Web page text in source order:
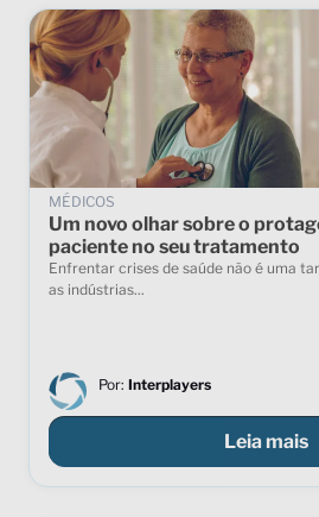
MÉDICOS
Um novo olhar sobre o
paciente no seu tratamento
Enfrentar crises de saúde não é uma
as indústrias...
Por: Interplayers
Leia mais